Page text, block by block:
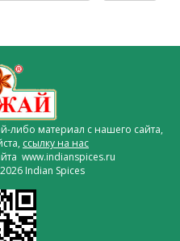
либо материал с нашего сайта,
ссылку на нас
www.indianspices.ru
Indian Spices